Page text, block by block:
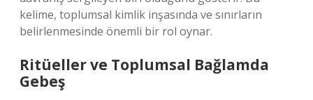
kelime, toplumsal kimlik inşasında ve sınırların
belirlenmesinde önemli bir rol oynar.
Ritüeller ve Toplumsal Bağlamda
Gebeş